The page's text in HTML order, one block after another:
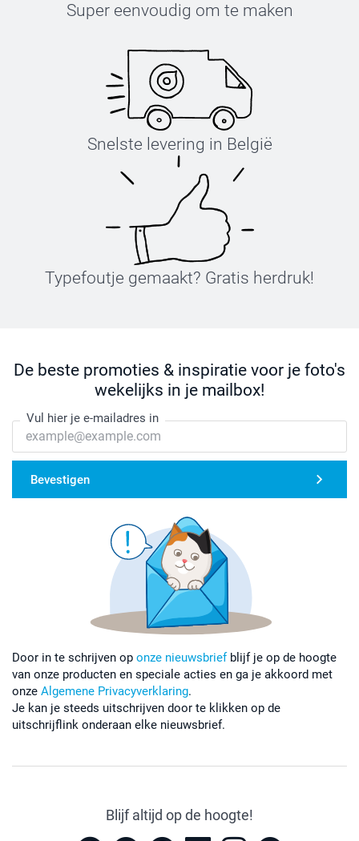
Super eenvoudig om te maken
Snelste levering in België
Typefoutje gemaakt? Gratis herdruk!
De beste promoties & inspiratie voor je foto's
wekelijks in je mailbox!
Vul hier je e-mailadres in
Bevestigen
Door in te schrijven op onze nieuwsbrief blijf je op de hoogte
van onze producten en speciale acties en ga je akkoord met
onze Algemene Privacyverklaring.
Je kan je steeds uitschrijven door te klikken op de
uitschrijflink onderaan elke nieuwsbrief.
Blijf altijd op de hoogte!